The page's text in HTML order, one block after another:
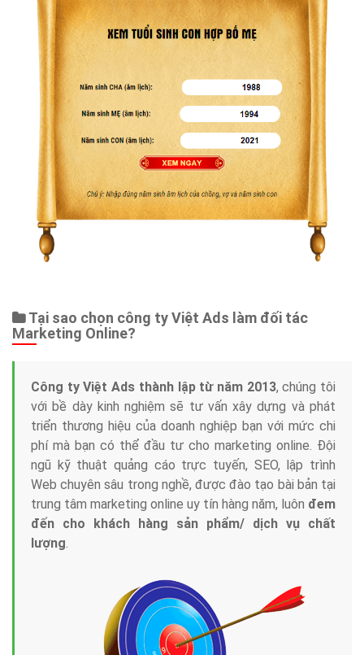
Tại sao chọn công ty Việt Ads làm đối tác
Marketing Online?
Công ty Việt Ads thành lập từ năm 2013, chúng tôi
với bề dày kinh nghiệm sẽ tư vấn xây dựng và phát
triển thương hiệu của doanh nghiệp bạn với mức chi
phí mà bạn có thể đầu tư cho marketing online. Đội
ngũ kỹ thuật quảng cáo trực tuyến, SEO, lập trình
Web chuyên sâu trong nghề, được đào tạo bài bản tại
trung tâm marketing online uy tín hàng năm, luôn đem
đến cho khách hàng sản phẩm/ dịch vụ chất
lượng.